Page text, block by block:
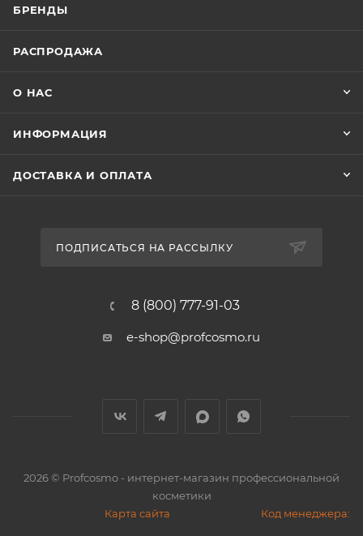
БРЕНДЫ
РАСПРОДАЖА
О НАС
ИНФОРМАЦИЯ
ДОСТАВКА И ОПЛАТА
ПОДПИСАТЬСЯ НА РАССЫЛКУ
8 (800) 777-91-03
e-shop@profcosmo.ru
2026© Profcosmo - интернет-магазин профессиональной
косметики
Карта сайта
Код менеджера: